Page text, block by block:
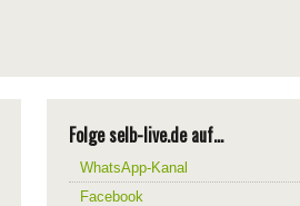
Folge selb-live.de auf...
WhatsApp-Kanal
Facebook